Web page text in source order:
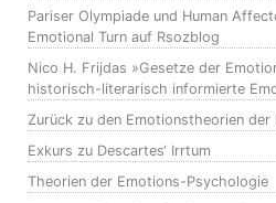
Pariser Olympiade und Human
Emotional Turn auf Rsozblog
Nico H. Frijdas »Gesetze der
historisch-literarisch informierte
Zurück zu den Emotionstheorien der
Exkurs zu Descartes‘ Irrtum
Theorien der Emotions-Psychologie